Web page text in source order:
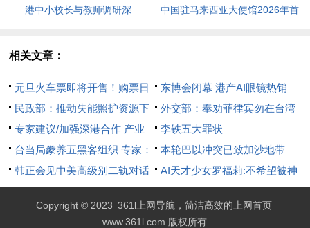
港中小校长与教师调研深
课堂新路径。
中国驻马来西亚大使馆2026年首
力，帮助他们在异国他乡更好地
学习和生活。
相关文章：
元旦火车票即将开售！购票日
历来了→
东博会闭幕 港产AI眼镜热销
民政部：推动失能照护资源下
沉社区
外交部：奉劝菲律宾勿在台湾
问题上挑衅玩火
专家建议/加强深港合作 产业
布局精细落地
李铁五大罪状
台当局豢养五黑客组织 专家：
网攻水平三流
本轮巴以冲突已致加沙地带
195名媒体从业者死亡
韩正会见中美高级别二轨对话
美方代表团：汇聚真知灼见 增
进美各界对华了解
AI天才少女罗福莉:不希望被神
化 拒绝神化与娱乐化
Copyright © 2023 361l上网导航，简洁高效的上网首页
www.361l.com 版权所有